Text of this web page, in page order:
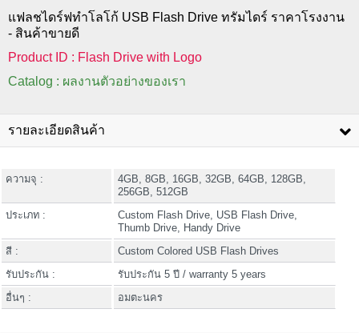
แฟลชไดร์ฟทำโลโก้ USB Flash Drive ทรัมไดร์ ราคาโรงงาน
- สินค้าขายดี
Product ID : Flash Drive with Logo
Catalog : ผลงานตัวอย่างของเรา
รายละเอียดสินค้า
ความจุ :
4GB, 8GB, 16GB, 32GB, 64GB, 128GB,
256GB, 512GB
ประเภท :
Custom Flash Drive, USB Flash Drive,
Thumb Drive, Handy Drive
สี :
Custom Colored USB Flash Drives
รับประกัน :
รับประกัน 5 ปี / warranty 5 years
อื่นๆ :
อมตะนคร